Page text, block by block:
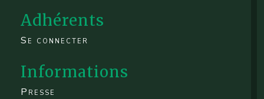
Adhérents
Se connecter
Informations
Presse